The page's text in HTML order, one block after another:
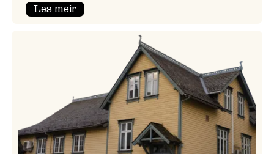
Les meir:
opningskonsert!